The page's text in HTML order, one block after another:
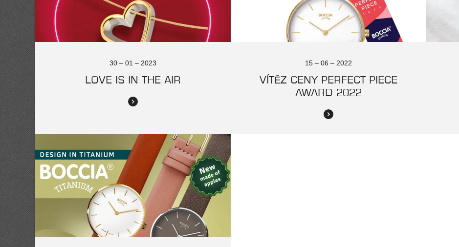
30 – 01 – 2023
LOVE IS IN THE AIR
15 – 06 – 2022
VÍTĚZ CENY PERFECT PIECE
AWARD 2022